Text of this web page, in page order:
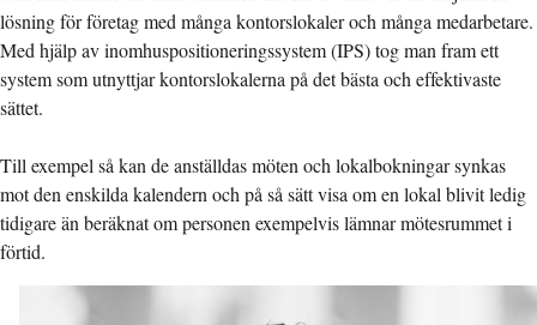
lösning för företag med många kontorslokaler och många medarbetare.
Med hjälp av inomhuspositioneringssystem (IPS) tog man fram ett
system som utnyttjar kontorslokalerna på det bästa och effektivaste
sättet.
Till exempel så kan de anställdas möten och lokalbokningar synkas
mot den enskilda kalendern och på så sätt visa om en lokal blivit ledig
tidigare än beräknat om personen exempelvis lämnar mötesrummet i
förtid.